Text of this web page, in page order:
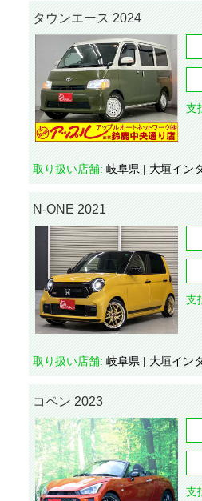
タウンエース 2024
支
取り扱い店舗: 岐阜県 | 大垣イン
N-ONE 2021
支
取り扱い店舗: 岐阜県 | 大垣イン
コペン 2023
支